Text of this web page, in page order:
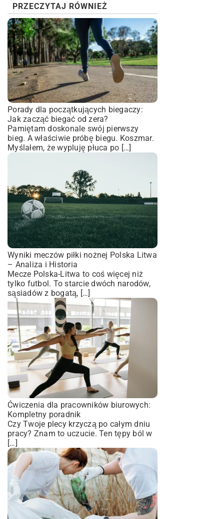
PRZECZYTAJ RÓWNIEŻ
Porady dla początkujących biegaczy:
Jak zacząć biegać od zera?
Pamiętam doskonale swój pierwszy
bieg. A właściwie próbę biegu. Koszmar.
Myślałem, że wypluję płuca po […]
Wyniki meczów piłki nożnej Polska Litwa
– Analiza i Historia
Mecze Polska-Litwa to coś więcej niż
tylko futbol. To starcie dwóch narodów,
sąsiadów z bogatą, […]
Ćwiczenia dla pracowników biurowych:
Kompletny poradnik
Czy Twoje plecy krzyczą po całym dniu
pracy? Znam to uczucie. Ten tępy ból w
[…]